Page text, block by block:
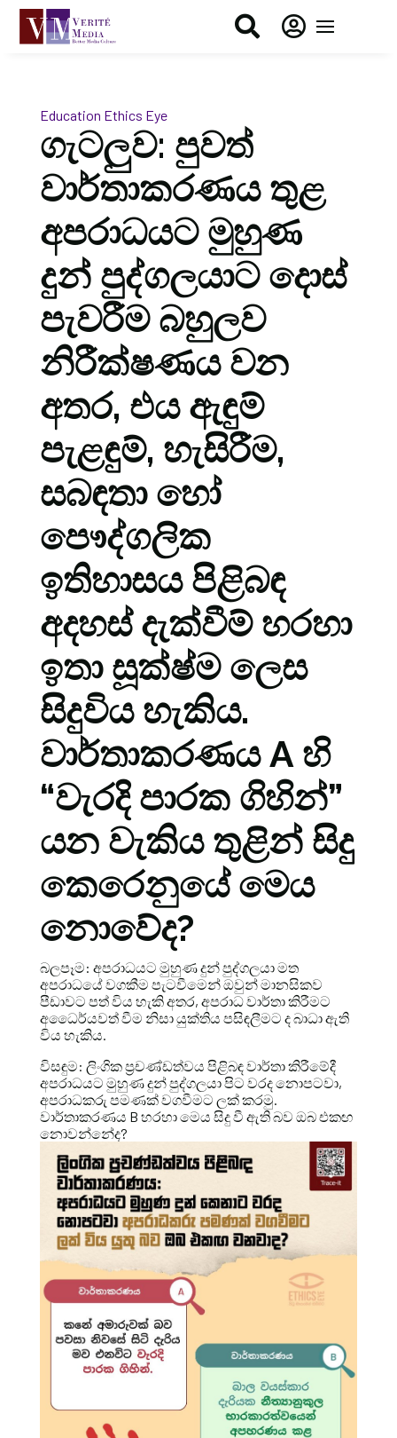
 
Education Ethics Eye
ගැටලුව: පුවත්
වාර්තාකරණය තුළ
අපරාධයට මුහුණ
දුන් පුද්ගලයාට දොස්
පැවරීම බහුලව
නිරීක්ෂණය වන
අතර, එය ඇඳුම්
පැළඳුම්, හැසිරීම,
සබඳතා හෝ
පෞද්ගලික
ඉතිහාසය පිළිබඳ
අදහස් දැක්වීම් හරහා
ඉතා සූක්ෂ්ම ලෙස
සිදුවිය හැකිය.
වාර්තාකරණය A හි
“වැරදි පාරක ගිහින්”
යන වැකිය තුළින් සිදු
කෙරෙනුයේ මෙය
නොවේද?
බලපෑම: අපරාධයට මුහුණ දුන් පුද්ගලයා මත
අපරාධයේ වගකීම පැටවීමෙන් ඔවුන් මානසිකව
පීඩාවට පත් විය හැකි අතර, අපරාධ වාර්තා කිරීමට
අධෛර්යවත් වීම නිසා යුක්තිය පසිඳලීමට ද බාධා ඇති
විය හැකිය.
විසඳුම: ලිංගික ප්‍රචණ්ඩත්වය පිළිබඳ වාර්තා කිරීමේදී
අපරාධයට මුහුණ දුන් පුද්ගලයා පිට වරද නොපටවා,
අපරාධකරු පමණක් වගවීමට ලක් කරමු.
වාර්තාකරණය B හරහා මෙය සිදු වී ඇති බව ඔබ එකඟ
නොවන්නේද?